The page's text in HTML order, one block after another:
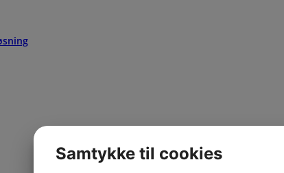
Samtykke til cookies